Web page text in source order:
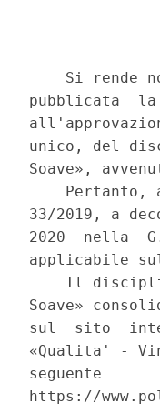
Si rende
pubblicata  la
unico, del
Soave»,
Pertanto,
33/2019, a
2020  nella
applicabile
Il
Soave»
sul  sito
«Qualita' -
seguente
https://